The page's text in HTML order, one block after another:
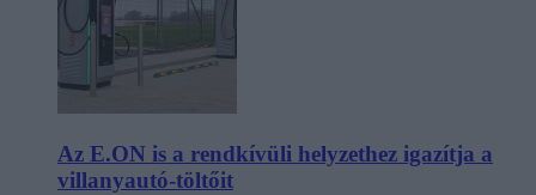
Az E.ON is a rendkívüli helyzethez igazítja a
villanyautó-töltőit